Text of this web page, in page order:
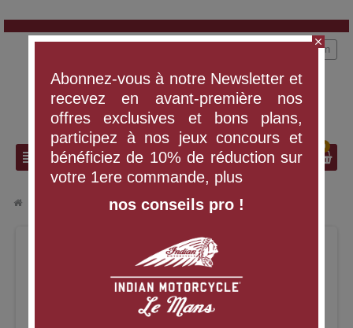
view_headline search
Connexion
0
VÊTEMENTS ET ÉQUIPEMENT chevron_right GANTS RETRO 2 HOMMES
close
Abonnez-vous à notre Newsletter et
recevez en avant-première nos
offres exclusives et bons plans,
participez à nos jeux concours et
bénéficiez de 10% de réduction sur
votre 1ere commande, plus
nos conseils pro !